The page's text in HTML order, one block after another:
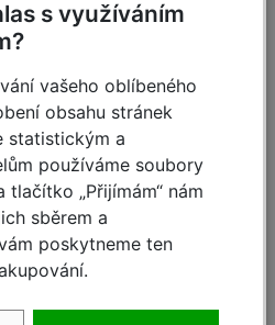
m
m
m
s využíváním
vašeho oblíbeného
obsahu stránek
statistickým a
používáme soubory
„Přijímám“ nám
sběrem a
poskytneme ten